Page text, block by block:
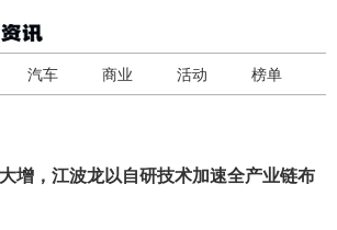
汽车 商业 活动 榜单
增，江波龙以自研技术加速全产业链布